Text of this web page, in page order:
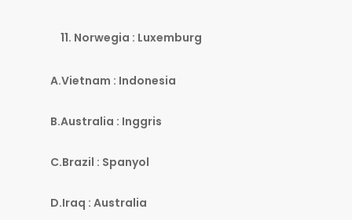
Norwegia : Luxemburg
A.Vietnam : Indonesia
B.Australia : Inggris
C.Brazil : Spanyol
D.Iraq : Australia